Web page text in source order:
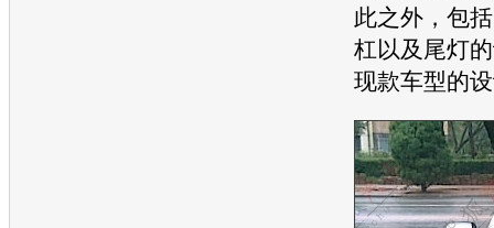
此之外，包
杠以及尾灯
现款车型的